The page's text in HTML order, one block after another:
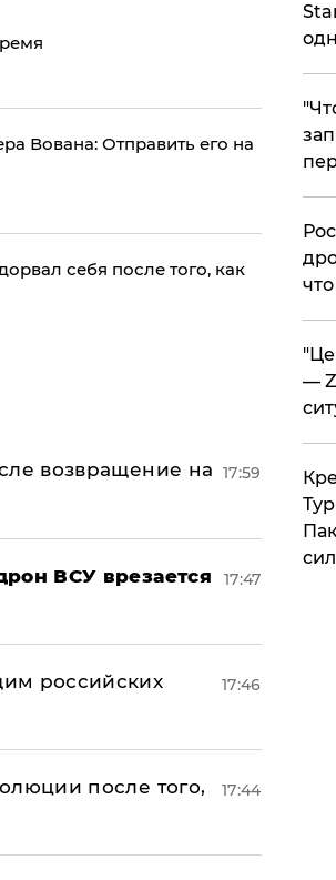
Вована: Отправить его на
себя после того, как
возвращение на 17:59
ВСУ врезается
17:47
российских
17:46
после того,
17:44
—